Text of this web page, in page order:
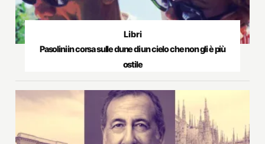
Libri
Pasolini in corsa sulle dune di un cielo che non gli è più
ostile